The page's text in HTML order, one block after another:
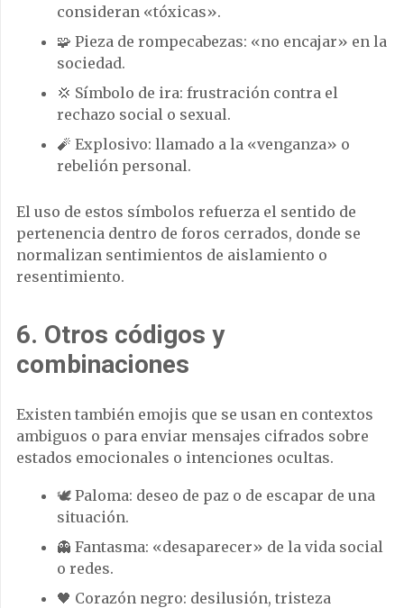
consideran «tóxicas».
🧩 Pieza de rompecabezas: «no encajar» en la
sociedad.
💢 Símbolo de ira: frustración contra el
rechazo social o sexual.
🧨 Explosivo: llamado a la «venganza» o
rebelión personal.
El uso de estos símbolos refuerza el sentido de
pertenencia dentro de foros cerrados, donde se
normalizan sentimientos de aislamiento o
resentimiento.
6. Otros códigos y
combinaciones
Existen también emojis que se usan en contextos
ambiguos o para enviar mensajes cifrados sobre
estados emocionales o intenciones ocultas.
🕊️ Paloma: deseo de paz o de escapar de una
situación.
👻 Fantasma: «desaparecer» de la vida social
o redes.
🖤 Corazón negro: desilusión, tristeza